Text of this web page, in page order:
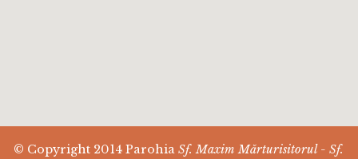
© Copyright 2014 ParohiaSf. Maxim Mărturisitorul - Sf.